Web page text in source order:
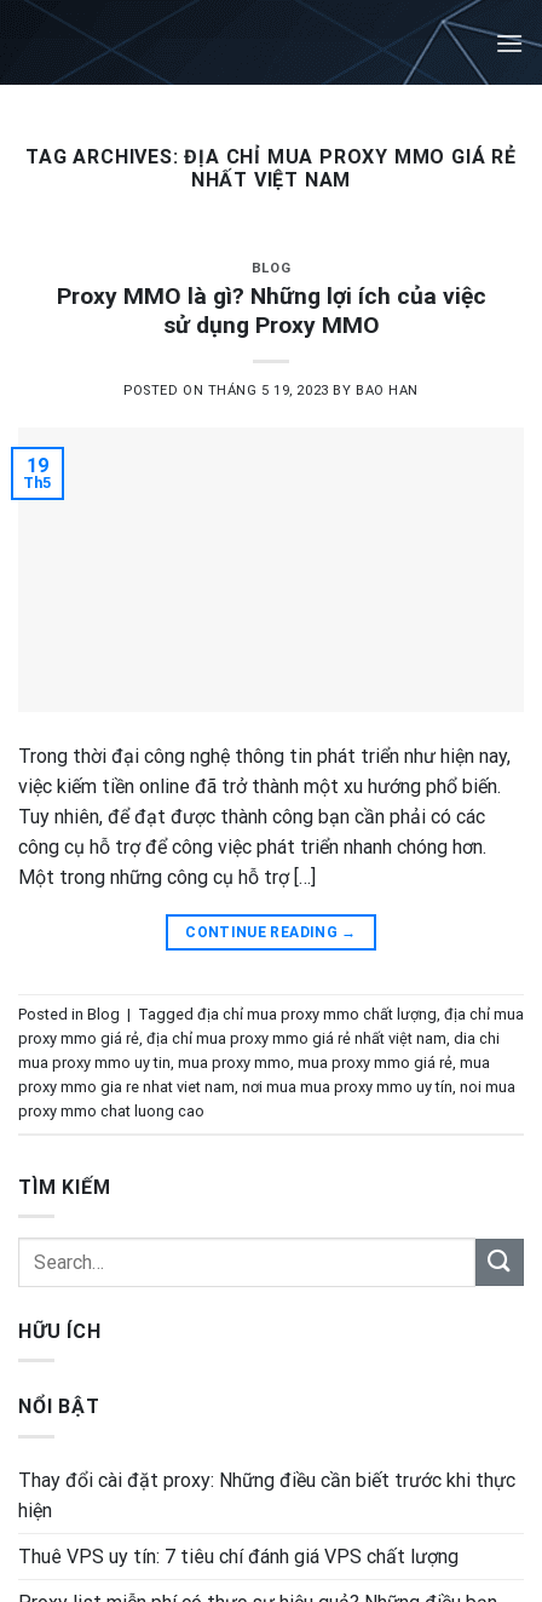
Skip
content
TAG ARCHIVES:ĐỊA CHỈ MUA PROXY MMO GIÁ RẺ
NHẤT VIỆT NAM
BLOG
Proxy MMO là gì? Những lợi ích của việc
sử dụng Proxy MMO
POSTED ON THÁNG 5 19, 2023 BY BAO HAN
19
Th5
Trong thời đại công nghệ thông tin phát triển như hiện nay,
việc kiếm tiền online đã trở thành một xu hướng phổ biến.
Tuy nhiên, để đạt được thành công bạn cần phải có các
công cụ hỗ trợ để công việc phát triển nhanh chóng hơn.
Một trong những công cụ hỗ trợ […]
CONTINUE READING →
Posted in Blog | Tagged địa chỉ mua proxy mmo chất lượng, địa chỉ mua
proxy mmo giá rẻ, địa chỉ mua proxy mmo giá rẻ nhất việt nam, dia chi
mua proxy mmo uy tin, mua proxy mmo, mua proxy mmo giá rẻ, mua
proxy mmo gia re nhat viet nam, nơi mua mua proxy mmo uy tín, noi mua
proxy mmo chat luong cao
TÌM KIẾM
HỮU ÍCH
NỔI BẬT
Thay đổi cài đặt proxy: Những điều cần biết trước khi thực
hiện
Thuê VPS uy tín: 7 tiêu chí đánh giá VPS chất lượng